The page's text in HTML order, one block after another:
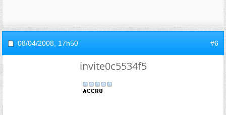
08/04/2008, 17h50 #6
invite0c5534f5